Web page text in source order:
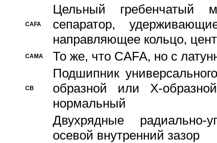
CAFA
Цельный гребенчатый
сепаратор,
направляющее кольцо,
CAMA То же, что CAFA, но с
CB
Подшипник
образной или Х-
нормальный
Двухрядные радиально-
осевой внутренний зазор